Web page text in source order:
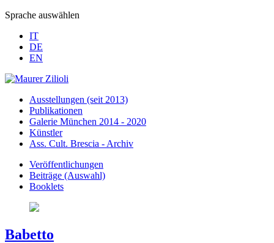
Sprache auswählen
IT
DE
EN
Ausstellungen (seit 2013)
Publikationen
Galerie München 2014 - 2020
Künstler
Ass. Cult. Brescia - Archiv
Veröffentlichungen
Beiträge (Auswahl)
Booklets
Babetto